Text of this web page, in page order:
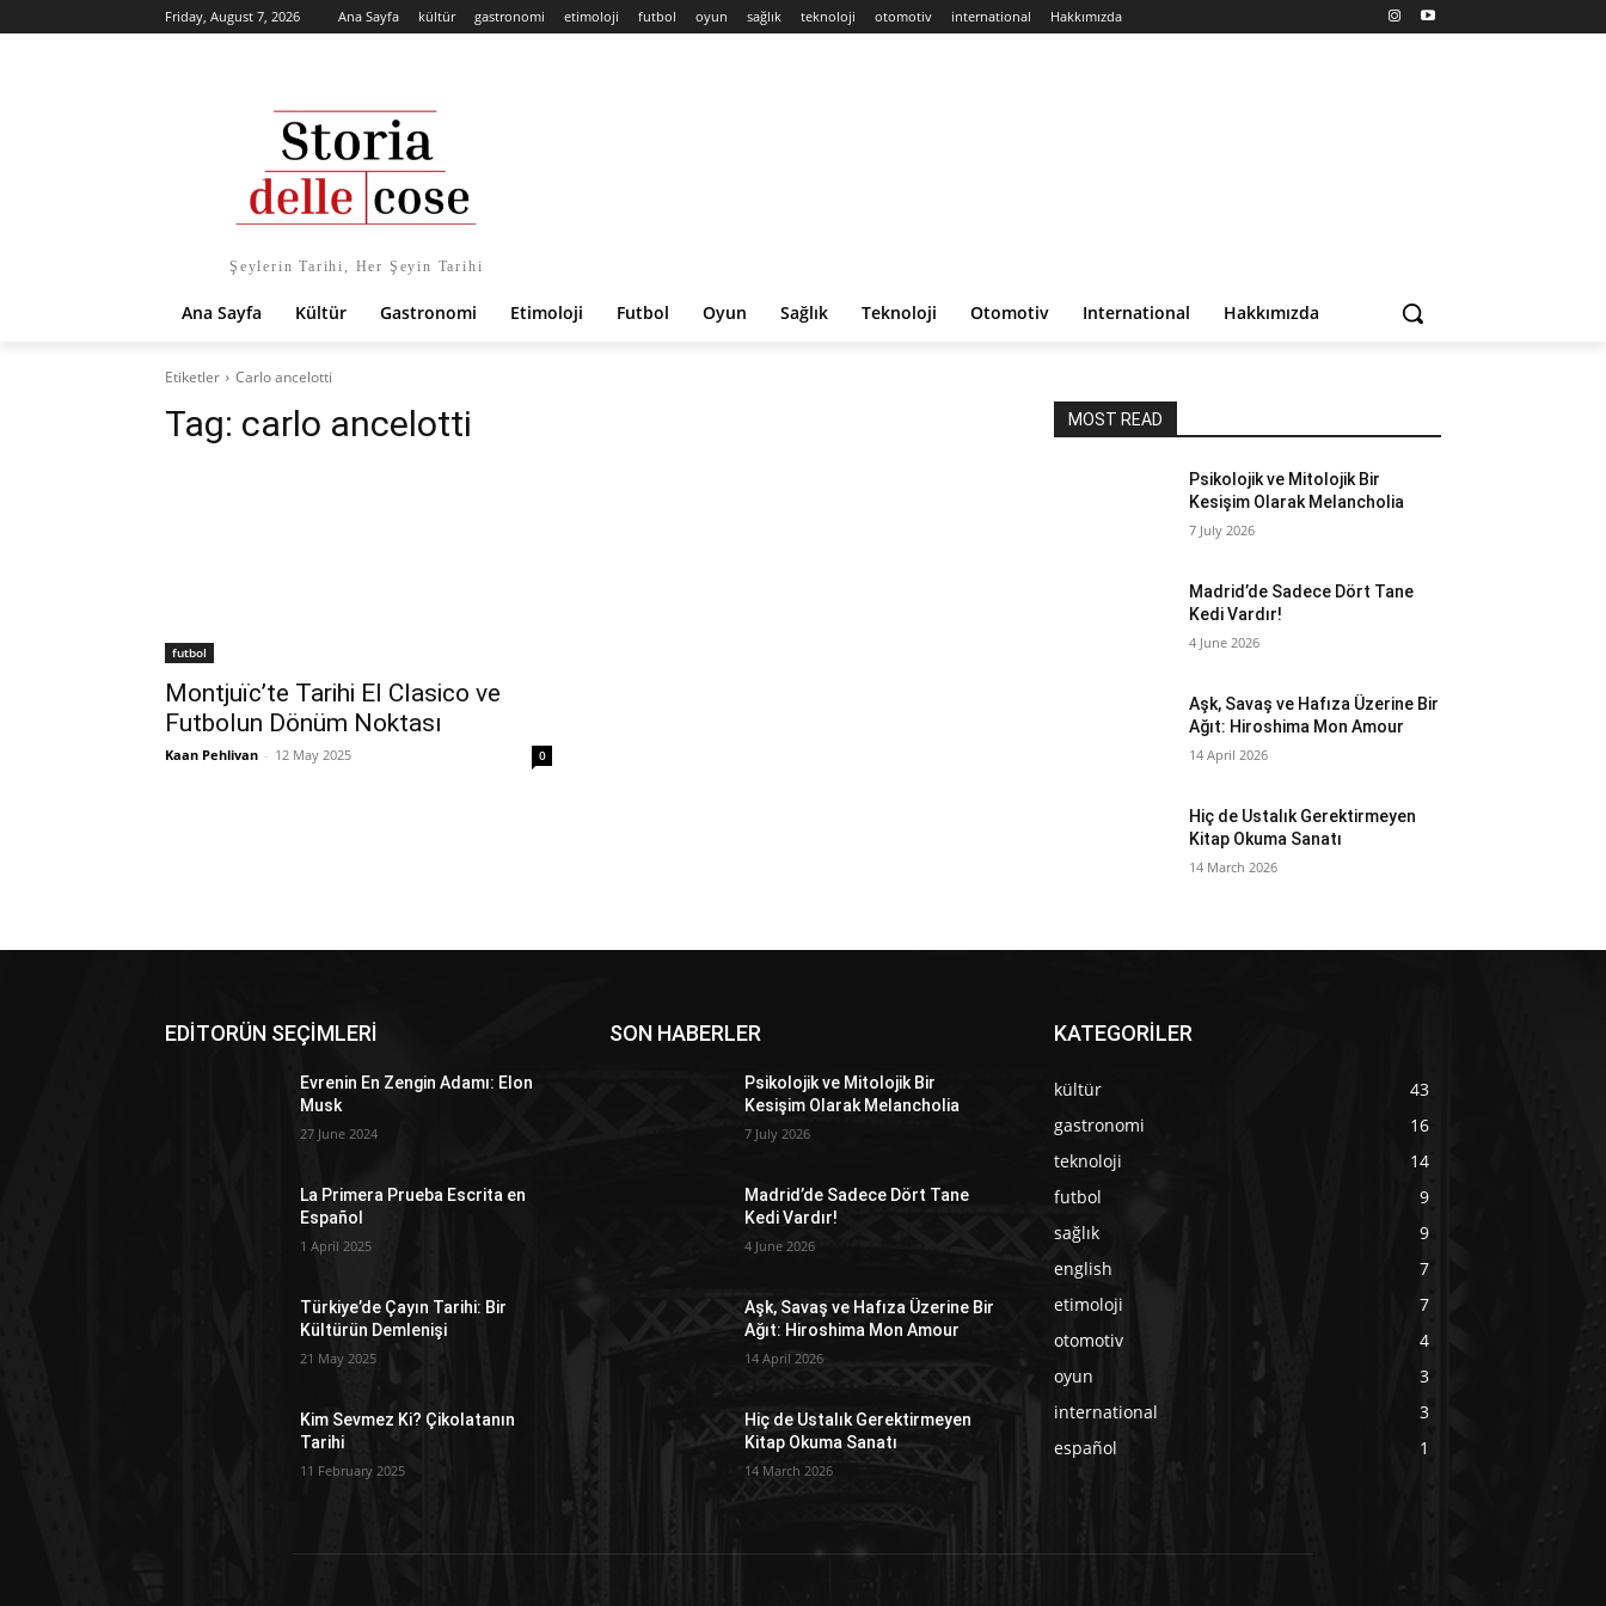
Friday, August 7, 2026 Ana Sayfa kültür gastronomi etimoloji futbol oyun sağlık teknoloji otomotiv international Hakkımızda
Şeylerin Tarihi, Her Şeyin Tarihi
Ana Sayfa Kültür Gastronomi Etimoloji Futbol Oyun Sağlık Teknoloji Otomotiv International Hakkımızda
Etiketler Carlo ancelotti
Tag: carlo ancelotti
futbol
Montjuïc’te Tarihi El Clasico ve
Futbolun Dönüm Noktası
Kaan Pehlivan - 12 May 2025 0
MOST READ
Psikolojik ve Mitolojik Bir
Kesişim Olarak Melancholia
7 July 2026
Madrid’de Sadece Dört Tane
Kedi Vardır!
4 June 2026
Aşk, Savaş ve Hafıza Üzerine Bir
Ağıt: Hiroshima Mon Amour
14 April 2026
Hiç de Ustalık Gerektirmeyen
Kitap Okuma Sanatı
14 March 2026
EDİTORÜN SEÇİMLERİ
Evrenin En Zengin Adamı: Elon
Musk
27 June 2024
La Primera Prueba Escrita en
Español
1 April 2025
Türkiye’de Çayın Tarihi: Bir
Kültürün Demlenişi
21 May 2025
Kim Sevmez Ki? Çikolatanın
Tarihi
11 February 2025
SON HABERLER
Psikolojik ve Mitolojik Bir
Kesişim Olarak Melancholia
7 July 2026
Madrid’de Sadece Dört Tane
Kedi Vardır!
4 June 2026
Aşk, Savaş ve Hafıza Üzerine Bir
Ağıt: Hiroshima Mon Amour
14 April 2026
Hiç de Ustalık Gerektirmeyen
Kitap Okuma Sanatı
14 March 2026
KATEGORİLER
kültür
43
gastronomi
16
teknoloji
14
futbol
9
sağlık
9
english
7
etimoloji
7
otomotiv
4
oyun
3
international
3
español
1